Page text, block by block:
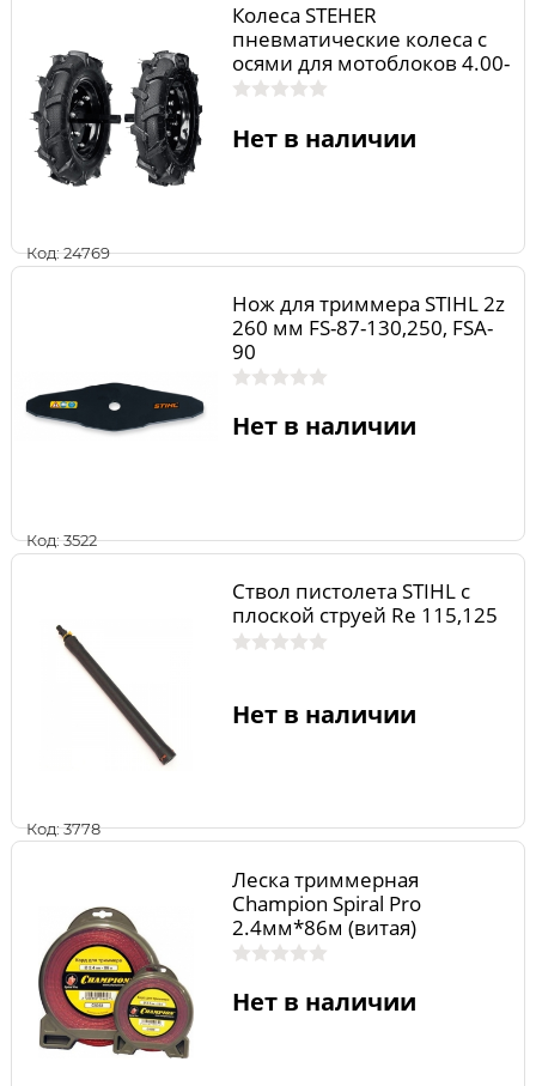
Код: 24769
Колеса STEHER
пневматические колеса с
осями для мотоблоков 4.00-
10 777106-1
Нет в наличии
Код: 3522
Нож для триммера STIHL 2z
260 мм FS-87-130,250, FSA-
90
Нет в наличии
Код: 3778
Ствол пистолета STIHL с
плоской струей Rе 115,125
Нет в наличии
Леска триммерная
Champion Spiral Pro
2.4мм*86м (витая)
Нет в наличии